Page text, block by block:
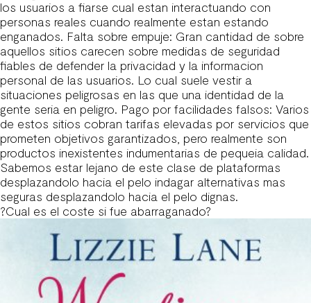
los usuarios a fiarse cual estan interactuando con
personas reales cuando realmente estan estando
enganados. Falta sobre empuje: Gran cantidad de sobre
aquellos sitios carecen sobre medidas de seguridad
fiables de defender la privacidad y la informacion
personal de las usuarios. Lo cual suele vestir a
situaciones peligrosas en las que una identidad de la
gente seria en peligro. Pago por facilidades falsos: Varios
de estos sitios cobran tarifas elevadas por servicios que
prometen objetivos garantizados, pero realmente son
productos inexistentes indumentarias de pequeia calidad.
Sabemos estar lejano de este clase de plataformas
desplazandolo hacia el pelo indagar alternativas mas
seguras desplazandolo hacia el pelo dignas.
?Cual es el coste si fue abarraganado?